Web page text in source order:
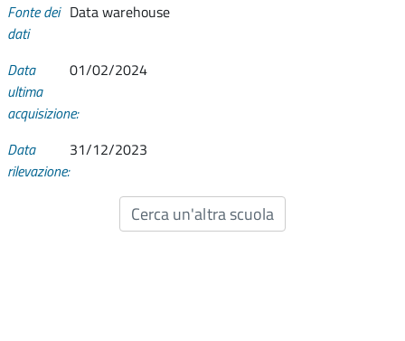
Fonte dei
dati
Data warehouse
Data
ultima
acquisizione:
01/02/2024
Data
rilevazione:
31/12/2023
Cerca un'altra scuola